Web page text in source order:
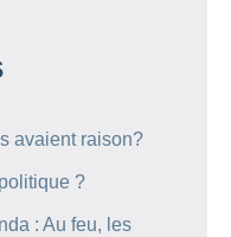
avaient raison?
?
: Au feu, les